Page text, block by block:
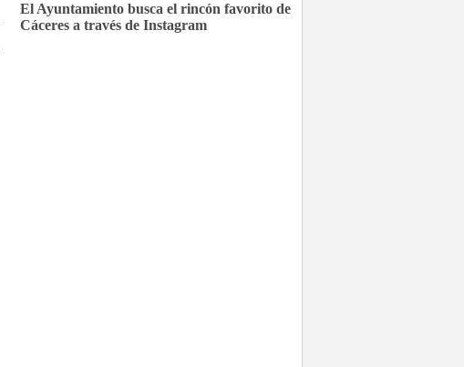
El Ayuntamiento busca el rincón favorito de
Cáceres a través de Instagram